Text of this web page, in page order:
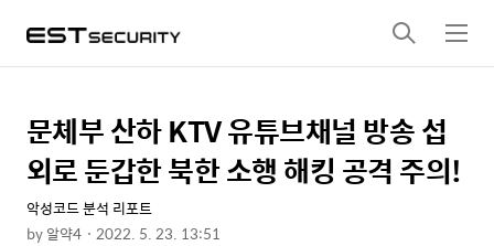
검
색
메
뉴
상
세
텐
본
문
제
목
문체부 산하 KTV 유튜브채널 방송 섭
외로 둔갑한 북한 소행 해킹 공격 주의!
악성코드 분석 리포트
by알약4 2022. 5. 23. 13:51